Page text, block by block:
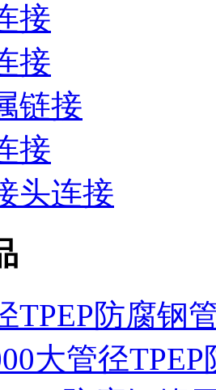
接
接
链接
接
头连接
TPEP防腐钢
大管径